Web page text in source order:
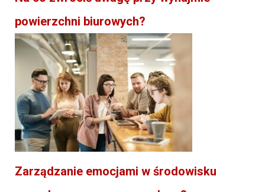
powierzchni biurowych?
Zarządzanie emocjami w środowisku